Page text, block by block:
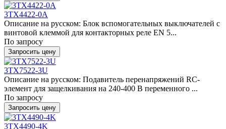
3TX4422-0A
Описание на русском: Блок вспомогательных выключателей с
винтовой клеммой для контакторных реле EN 5...
По запросу
Запросить цену
3TX7522-3U
Описание на русском: Подавитель перенапряжений RC-
элемент для защелкивания на 240-400 В переменного ...
По запросу
Запросить цену
3TX4490-4K